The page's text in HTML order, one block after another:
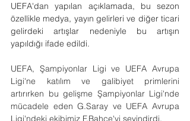
UEFA'dan yapılan açıklamada, bu sezon
özellikle medya, yayın gelirleri ve diğer ticari
gelirdeki artışlar nedeniyle bu artışın
yapıldığı ifade edildi.
UEFA, Şampiyonlar Ligi ve UEFA Avrupa
Ligi'ne katılım ve galibiyet primlerini
artırırken bu gelişme Şampiyonlar Ligi'nde
mücadele eden G.Saray ve UEFA Avrupa
Ligi'ndeki ekibimiz F.Bahçe'yi sevindirdi.